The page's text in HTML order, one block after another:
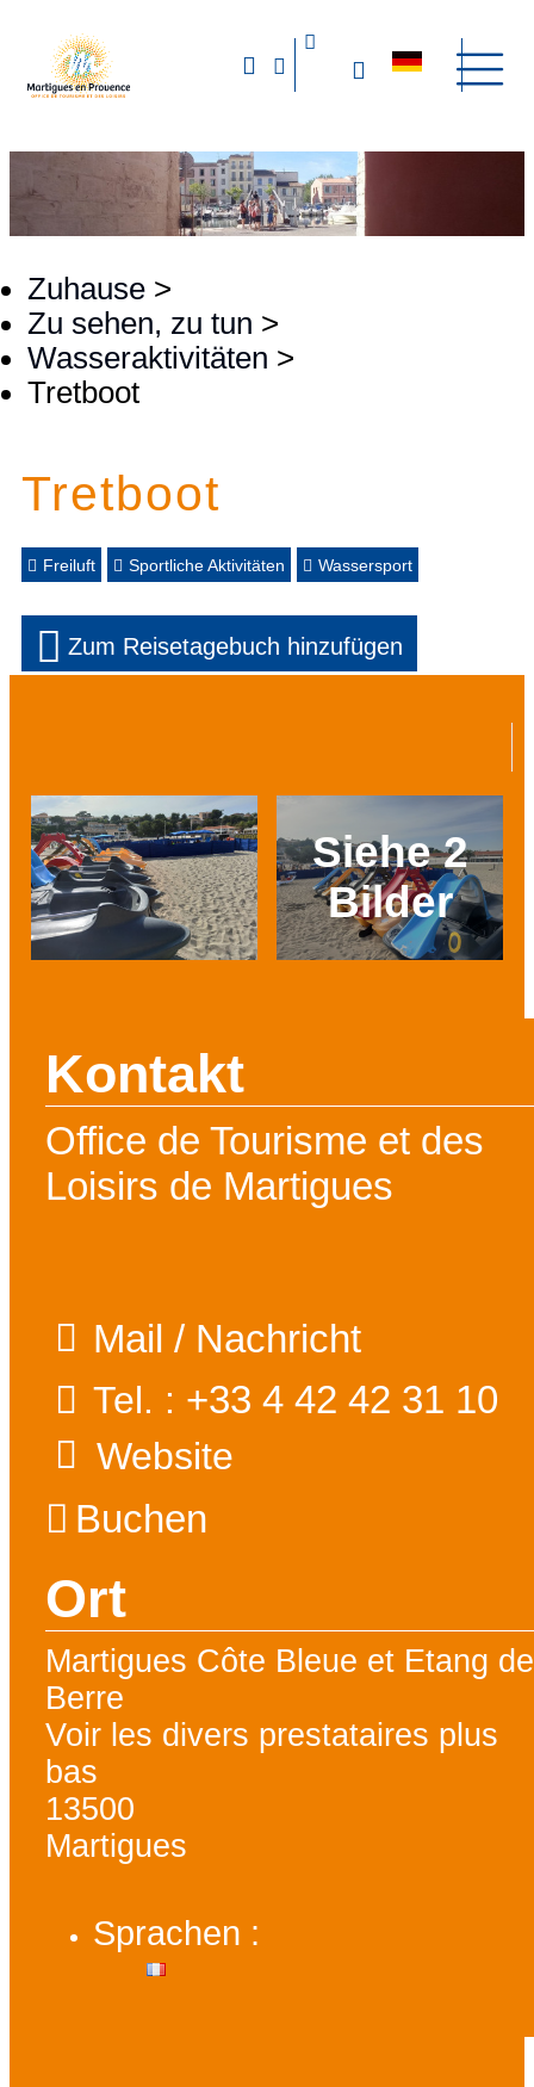
Zuhause >
Zu sehen, zu tun >
Wasseraktivitäten >
Tretboot
Tretboot
Freiluft Sportliche Aktivitäten Wassersport
Zum Reisetagebuch hinzufügen
Siehe 2
Bilder
Kontakt
Office de Tourisme et des
Loisirs de Martigues
Mail / Nachricht
Tel. : +33 4 42 42 31 10
Website
Buchen
Ort
Martigues Côte Bleue et Etang de
Berre
Voir les divers prestataires plus
bas
13500
Martigues
Sprachen :